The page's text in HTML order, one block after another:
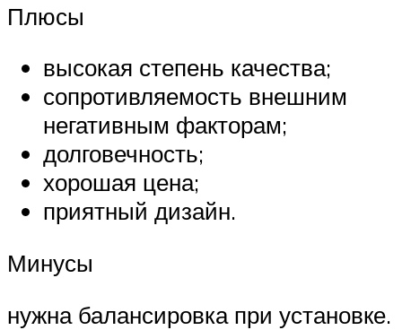
Плюсы
высокая степень качества;
сопротивляемость внешним
негативным факторам;
долговечность;
хорошая цена;
приятный дизайн.
Минусы
нужна балансировка при установке.